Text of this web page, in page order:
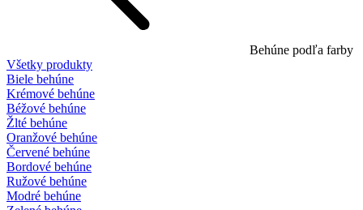
Behúne podľa farby
Všetky produkty
Biele behúne
Krémové behúne
Béžové behúne
Žlté behúne
Oranžové behúne
Červené behúne
Bordové behúne
Ružové behúne
Modré behúne